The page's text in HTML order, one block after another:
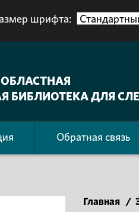
шрифта:
БИБЛИОТЕКА ДЛЯ
Обратная связь
Главная /